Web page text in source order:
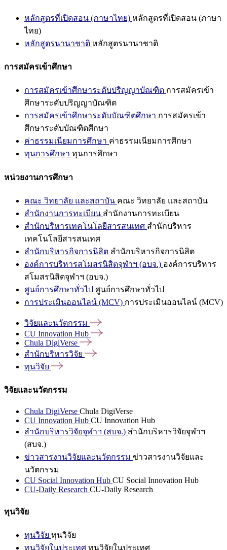
หลักสูตรที่เปิดสอน (ภาษาไทย) หลักสูตรที่เปิดสอน (ภาษา
ไทย)
หลักสูตรนานาชาติ หลักสูตรนานาชาติ
การสมัครเข้าศึกษา
การสมัครเข้าศึกษาระดับปริญญาบัณฑิต การสมัครเข้า
ศึกษาระดับปริญญาบัณฑิต
การสมัครเข้าศึกษาระดับบัณฑิตศึกษา การสมัครเข้า
ศึกษาระดับบัณฑิตศึกษา
ค่าธรรมเนียมการศึกษา ค่าธรรมเนียมการศึกษา
ทุนการศึกษา ทุนการศึกษา
หน่วยงานการศึกษา
คณะ วิทยาลัย และสถาบัน คณะ วิทยาลัย และสถาบัน
สำนักงานการทะเบียน สำนักงานการทะเบียน
สำนักบริหารเทคโนโลยีสารสนเทศ สำนักบริหาร
เทคโนโลยีสารสนเทศ
สำนักบริหารกิจการนิสิต สำนักบริหารกิจการนิสิต
องค์การบริหารสโมสรนิสิตจุฬาฯ (อบจ.) องค์การบริหาร
สโมสรนิสิตจุฬาฯ (อบจ.)
ศูนย์การศึกษาทั่วไป ศูนย์การศึกษาทั่วไป
การประเมินออนไลน์ (MCV) การประเมินออนไลน์ (MCV)
วิจัยและนวัตกรรม
CU Innovation Hub
Chula DigiVerse
สำนักบริหารวิจัย
ทุนวิจัย
วิจัยและนวัตกรรม
Chula DigiVerse Chula DigiVerse
CU Innovation Hub CU Innovation Hub
สำนักบริหารวิจัยจุฬาฯ (สบจ.) สำนักบริหารวิจัยจุฬาฯ
(สบจ.)
ข่าวสารงานวิจัยและนวัตกรรม ข่าวสารงานวิจัยและ
นวัตกรรม
CU Social Innovation Hub CU Social Innovation Hub
CU-Daily Research CU-Daily Research
ทุนวิจัย
ทุนวิจัย ทุนวิจัย
ทุนวิจัยในประเทศ ทุนวิจัยในประเทศ